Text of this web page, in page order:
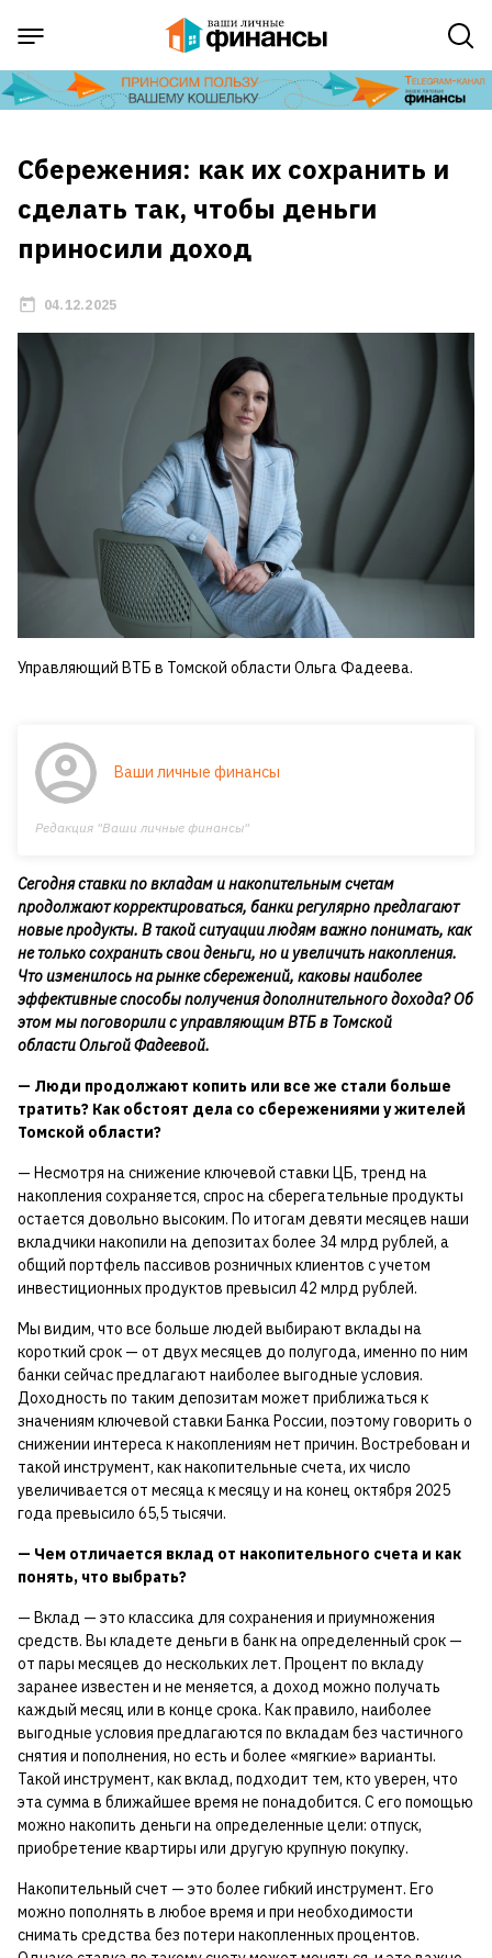
Сбережения: как их сохранить и
сделать так, чтобы деньги
приносили доход
04.12.2025
Управляющий ВТБ в Томской области Ольга Фадеева.
Ваши личные финансы
Редакция "Ваши личные финансы"
Сегодня ставки по вкладам и накопительным счетам
продолжают корректироваться, банки регулярно предлагают
новые продукты. В такой ситуации людям важно понимать, как
не только сохранить свои деньги, но и увеличить накопления.
Что изменилось на рынке сбережений, каковы наиболее
эффективные способы получения дополнительного дохода? Об
этом мы поговорили с управляющим ВТБ в Томской
области Ольгой Фадеевой.
— Люди продолжают копить или все же стали больше
тратить? Как обстоят дела со сбережениями у жителей
Томской области?
— Несмотря на снижение ключевой ставки ЦБ, тренд на
накопления сохраняется, спрос на сберегательные продукты
остается довольно высоким. По итогам девяти месяцев наши
вкладчики накопили на депозитах более 34 млрд рублей, а
общий портфель пассивов розничных клиентов с учетом
инвестиционных продуктов превысил 42 млрд рублей.
Мы видим, что все больше людей выбирают вклады на
короткий срок — от двух месяцев до полугода, именно по ним
банки сейчас предлагают наиболее выгодные условия.
Доходность по таким депозитам может приближаться к
значениям ключевой ставки Банка России, поэтому говорить о
снижении интереса к накоплениям нет причин. Востребован и
такой инструмент, как накопительные счета, их число
увеличивается от месяца к месяцу и на конец октября 2025
года превысило 65,5 тысячи.
— Чем отличается вклад от накопительного счета и как
понять, что выбрать?
— Вклад — это классика для сохранения и приумножения
средств. Вы кладете деньги в банк на определенный срок —
от пары месяцев до нескольких лет. Процент по вкладу
заранее известен и не меняется, а доход можно получать
каждый месяц или в конце срока. Как правило, наиболее
выгодные условия предлагаются по вкладам без частичного
снятия и пополнения, но есть и более «мягкие» варианты.
Такой инструмент, как вклад, подходит тем, кто уверен, что
эта сумма в ближайшее время не понадобится. С его помощью
можно накопить деньги на определенные цели: отпуск,
приобретение квартиры или другую крупную покупку.
Накопительный счет — это более гибкий инструмент. Его
можно пополнять в любое время и при необходимости
снимать средства без потери накопленных процентов.